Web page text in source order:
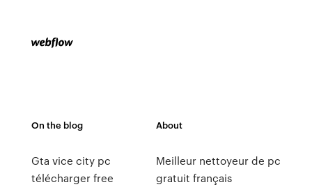
On the blog
Gta vice city pc
télécharger free
About
Meilleur nettoyeur de pc
gratuit français